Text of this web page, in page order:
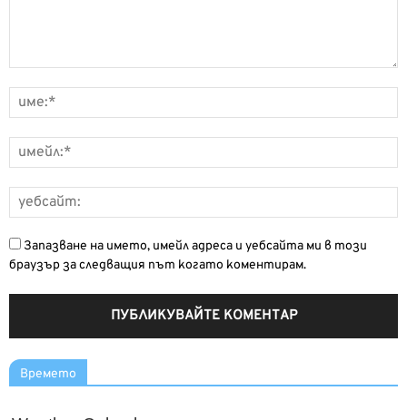
Запазване на името, имейл адреса и уебсайта ми в този
браузър за следващия път когато коментирам.
Времето